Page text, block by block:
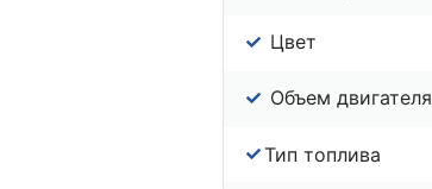
Цвет
Объем двигателя
Тип топлива